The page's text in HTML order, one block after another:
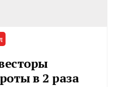
в 2 раза